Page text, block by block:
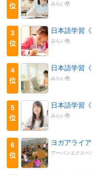
位
みらい塾
3
位
日本語学習
みらい塾
4
位
日本語学習
みらい塾
5
位
日本語学習
みらい塾
6
位
ヨガアライ
アーバンエクスペ